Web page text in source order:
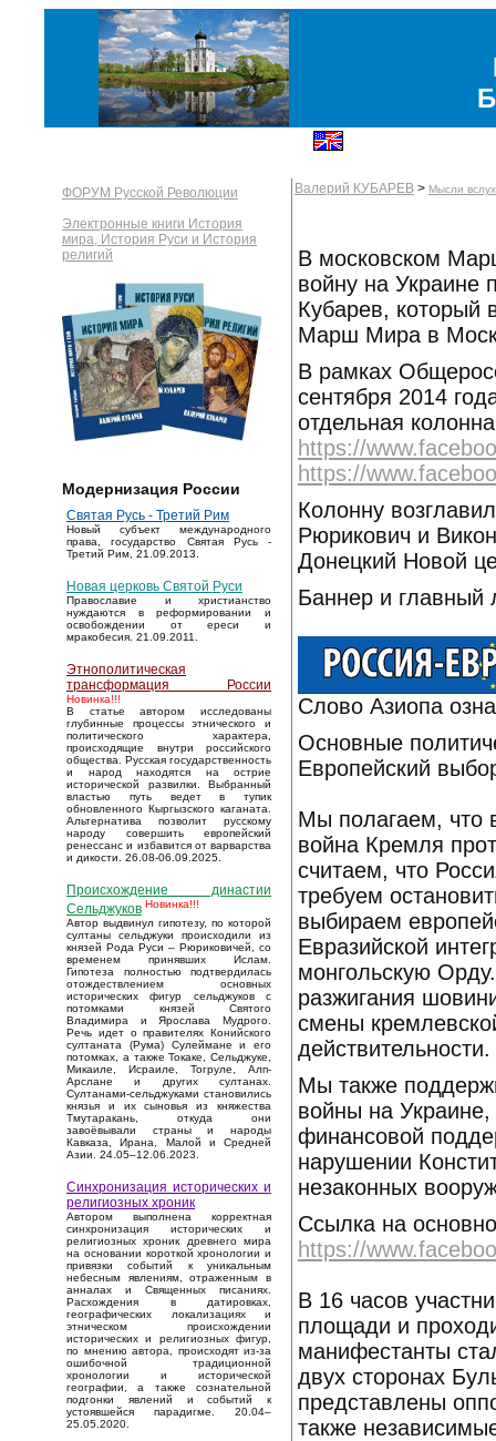
ФОРУМ Русской Революции
Электронные книги История
мира, История Руси и История
религий
Модернизация России
Святая Русь - Третий Рим
Новый субъект международного
права, государство Святая Русь -
Третий Рим, 21.09.2013.
Новая церковь Святой Руси
Православие и христианство
нуждаются в реформировании и
освобождении от ереси и
мракобесия. 21.09.2011.
Этнополитическая
трансформация России
Новинка!!!
В статье автором исследованы
глубинные процессы этнического и
политического характера,
происходящие внутри российского
общества. Русская государственность
и народ находятся на острие
исторической развилки. Выбранный
властью путь ведет в тупик
обновленного Кыргызского каганата.
Альтернатива позволит русскому
народу совершить европейский
ренессанс и избавится от варварства
и дикости. 26.08-06.09.2025.
Происхождение династии
Сельджуков Новинка!!!
Автор выдвинул гипотезу, по которой
султаны сельджуки происходили из
князей Рода Руси – Рюриковичей, со
временем принявших Ислам.
Гипотеза полностью подтвердилась
отождествлением основных
исторических фигур сельджуков с
потомками князей Святого
Владимира и Ярослава Мудрого.
Речь идет о правителях Конийского
султаната (Рума) Сулеймане и его
потомках, а также Токаке, Сельджуке,
Микаиле, Исраиле, Тогруле, Алп-
Арслане и других султанах.
Султанами-сельджуками становились
князья и их сыновья из княжества
Тмутаракань, откуда они
завоёвывали страны и народы
Кавказа, Ирана, Малой и Средней
Азии. 24.05–12.06.2023.
Синхронизация исторических и
религиозных хроник
Автором выполнена корректная
синхронизация исторических и
религиозных хроник древнего мира
на основании короткой хронологии и
привязки событий к уникальным
небесным явлениям, отраженным в
анналах и Священных писаниях.
Расхождения в датировках,
географических локализациях и
этническом происхождении
исторических и религиозных фигур,
по мнению автора, происходят из-за
ошибочной традиционной
хронологии и исторической
географии, а также сознательной
подгонки явлений и событий к
устоявшейся парадигме. 20.04–
25.05.2020.
Валерий КУБАРЕВ > Мысли
В московском
войну на Украине
Кубарев, который
Марш Мира в
В рамках
сентября 2014
отдельная
https://
https://
Колонну
Рюрикович и
Донецкий Новой
Баннер и главный
Слово Азиопа
Основные
Европейский
Мы полагаем, что
война Кремля
считаем, что
требуем
выбираем
Евразийской
монгольскую
разжигания
смены
действительности.
Мы также
войны на Украине,
финансовой
нарушении
незаконных
Ссылка на
https://
В 16 часов
площади и
манифестанты
двух сторонах
представлены
также